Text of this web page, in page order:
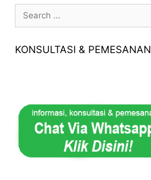
Search
for:
KONSULTASI & PEMESANAN